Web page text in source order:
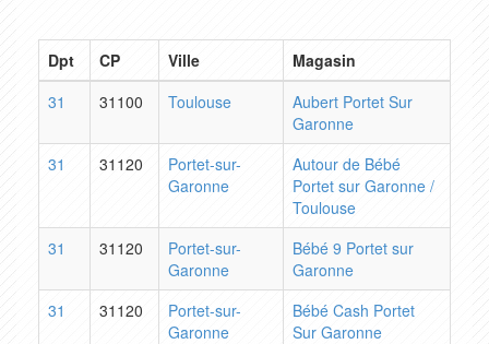
Dpt CP Ville
Magasin
31
31100 Toulouse
Aubert Portet Sur
Garonne
31
31120
Portet-sur-
Garonne
Autour de Bébé
Portet sur Garonne /
Toulouse
31
31120
Portet-sur-
Garonne
Bébé 9 Portet sur
Garonne
31
31120
Portet-sur-
Garonne
Bébé Cash Portet
Sur Garonne